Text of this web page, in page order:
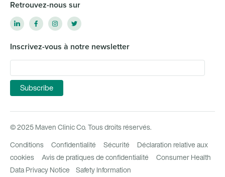
Retrouvez-nous sur
Inscrivez-vous à notre newsletter
© 2025 Maven Clinic Co. Tous droits réservés.
Conditions Confidentialité Sécurité
Déclaration relative aux
cookies
Avis de pratiques de confidentialité
Consumer Health
Data Privacy Notice
Safety Information